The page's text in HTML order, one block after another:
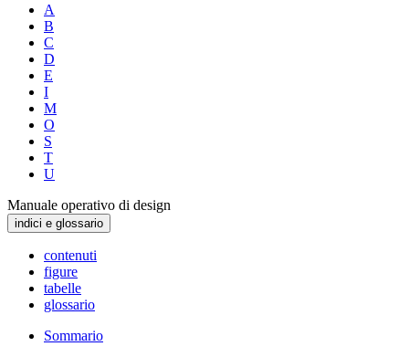
A
B
C
D
E
I
M
O
S
T
U
Manuale operativo di design
indici e glossario
contenuti
figure
tabelle
glossario
Sommario